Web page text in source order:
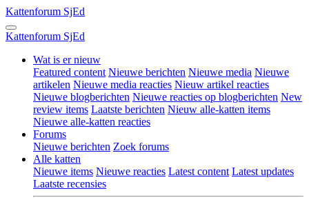
Kattenforum SjEd
Kattenforum SjEd
Wat is er nieuw
Featured content Nieuwe berichten Nieuwe media Nieuwe
artikelen Nieuwe media reacties Nieuw artikel reacties
Nieuwe blogberichten Nieuwe reacties op blogberichten New
review items Laatste berichten Nieuw alle-katten items
Nieuwe alle-katten reacties
Forums
Nieuwe berichten Zoek forums
Alle katten
Nieuwe items Nieuwe reacties Latest content Latest updates
Laatste recensies